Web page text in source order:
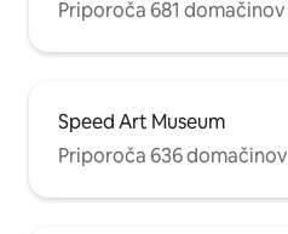
Priporoča 681 domačinov
Speed Art Museum
Priporoča 636 domačinov